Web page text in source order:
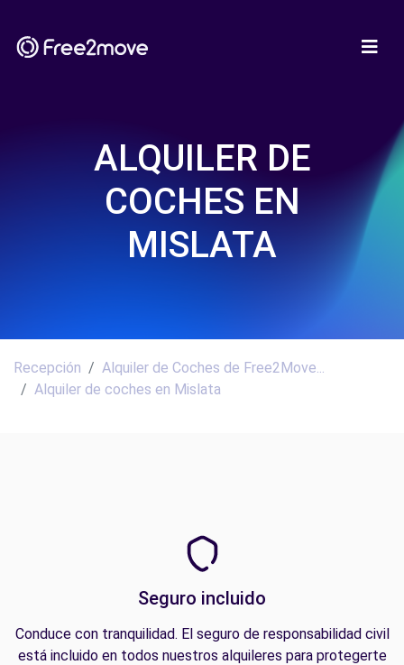
ALQUILER DE
COCHES EN
MISLATA
Recepción
Alquiler de Coches de Free2Move...
Alquiler de coches en Mislata
Seguro incluido
Conduce con tranquilidad. El seguro de responsabilidad civil
está incluido en todos nuestros alquileres para protegerte